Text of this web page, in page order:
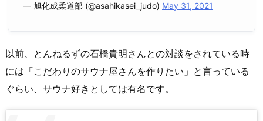
— 旭化成柔道部 (@asahikasei_judo) May 31, 2021
以前、とんねるずの石橋貴明さんとの対談をされている時
には「こだわりのサウナ屋さんを作りたい」と言っている
ぐらい、サウナ好きとしては有名です。